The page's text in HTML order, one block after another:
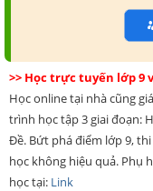
>> Học trực tuyến lớp 9
Học online tại nhà cũng
trình học tập 3 giai đoạn:
Đề. Bứt phá điểm lớp 9,
học không hiệu quả. Phụ
học tại: Link